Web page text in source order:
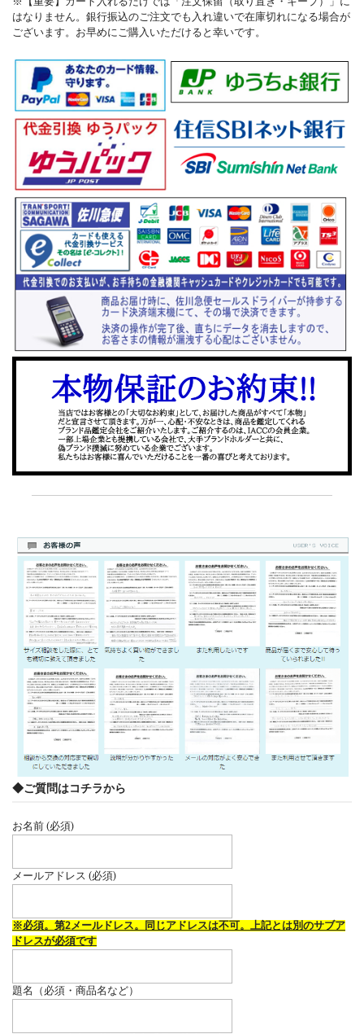
はなりません。銀行振込のご注文でも入れ違いで在庫切れになる場合が
ございます。お早めにご購入いただけると幸いです。
◆ご質問はコチラから
お名前 (必須)
メールアドレス (必須)
※必須。第2メールドレス。同じアドレスは不可。上記とは別のサブア
ドレスが必須です
題名（必須・商品名など）